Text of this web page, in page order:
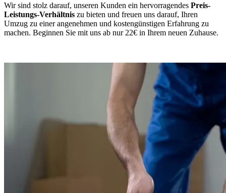
Wir sind stolz darauf, unseren Kunden ein hervorragendes Preis-
Leistungs-Verhältnis zu bieten und freuen uns darauf, Ihren
Umzug zu einer angenehmen und kostengünstigen Erfahrung zu
machen. Beginnen Sie mit uns ab nur 22€ in Ihrem neuen Zuhause.